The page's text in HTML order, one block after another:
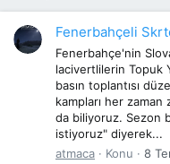
Fenerbahçeli
Fenerbahçe'nin
lacivertlilerin Topuk
basın toplantısı
kampları her
da biliyoruz. Sezon
istiyoruz" diyerek...
atmaca
Konu 8